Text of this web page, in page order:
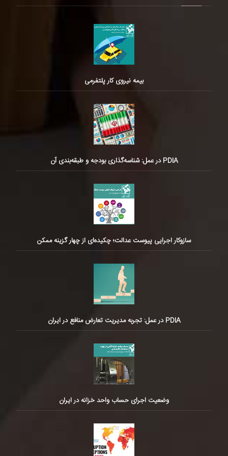
بیمه نیروی کار پلتفرمی
PDIA در عمل: شناسه‌گذاری بودجه و طبقه‌بندی آن
سازوکار اجرایی پیوست عدالت؛ چکیده‌ای از چهار گزینه ممکن
PDIA در عمل: تجربه مدیریت تعارض منافع در ایران
وضعیت اجرای حساب واحد خزانه در ایران